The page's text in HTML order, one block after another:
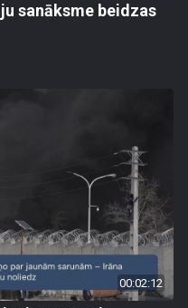
sanāksme beidzas
00:02:12